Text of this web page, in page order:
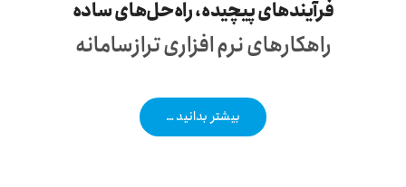
تماس با ما
پایگاه دانش
فرآیندهای پیچیده، راه‌حل‌های ساده
راهکارهای نرم افزاری ترازسامانه
بیشتر بدانید …